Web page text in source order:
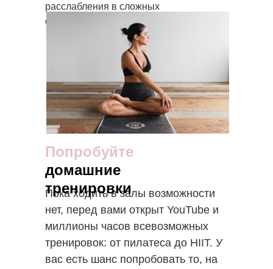
Попробуйте
домашние
тренировки
Пока ходить в залы возможности
нет, перед вами открыт YouTube и
миллионы часов всевозможных
тренировок: от пилатеса до HIIT. У
вас есть шанс попробовать то, на
расслабления в сложных
обстоятельствах.